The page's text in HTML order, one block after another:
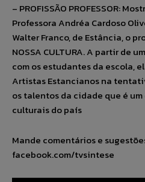
– PROFISSÃO PROFESSOR:
Professora Andréa Cardoso
Walter Franco, de Estância, o
NOSSA CULTURA. A partir de
com os estudantes da escola,
Artistas Estancianos na
os talentos da cidade que é
culturais do país
Mande comentários e
facebook.com/tvsintese